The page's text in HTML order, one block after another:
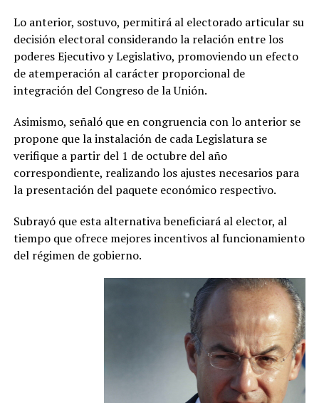
Lo anterior, sostuvo, permitirá al electorado articular su
decisión electoral considerando la relación entre los
poderes Ejecutivo y Legislativo, promoviendo un efecto
de atemperación al carácter proporcional de
integración del Congreso de la Unión.
Asimismo, señaló que en congruencia con lo anterior se
propone que la instalación de cada Legislatura se
verifique a partir del 1 de octubre del año
correspondiente, realizando los ajustes necesarios para
la presentación del paquete económico respectivo.
Subrayó que esta alternativa beneficiará al elector, al
tiempo que ofrece mejores incentivos al funcionamiento
del régimen de gobierno.